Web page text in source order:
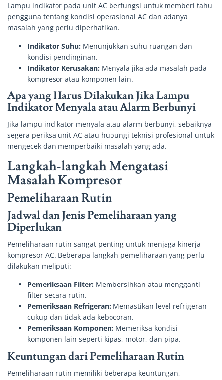
Lampu indikator pada unit AC berfungsi untuk memberi tahu
pengguna tentang kondisi operasional AC dan adanya
masalah yang perlu diperhatikan.
Indikator Suhu: Menunjukkan suhu ruangan dan
kondisi pendinginan.
Indikator Kerusakan: Menyala jika ada masalah pada
kompresor atau komponen lain.
Apa yang Harus Dilakukan Jika Lampu
Indikator Menyala atau Alarm Berbunyi
Jika lampu indikator menyala atau alarm berbunyi, sebaiknya
segera periksa unit AC atau hubungi teknisi profesional untuk
mengecek dan memperbaiki masalah yang ada.
Langkah-langkah Mengatasi
Masalah Kompresor
Pemeliharaan Rutin
Jadwal dan Jenis Pemeliharaan yang
Diperlukan
Pemeliharaan rutin sangat penting untuk menjaga kinerja
kompresor AC. Beberapa langkah pemeliharaan yang perlu
dilakukan meliputi:
Pemeriksaan Filter: Membersihkan atau mengganti
filter secara rutin.
Pemeriksaan Refrigeran: Memastikan level refrigeran
cukup dan tidak ada kebocoran.
Pemeriksaan Komponen: Memeriksa kondisi
komponen lain seperti kipas, motor, dan pipa.
Keuntungan dari Pemeliharaan Rutin
Pemeliharaan rutin memiliki beberapa keuntungan,